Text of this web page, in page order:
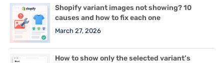
Shopify variant images not showing? 10
causes and how to fix each one
March 27, 2026
How to show only the selected variant’s